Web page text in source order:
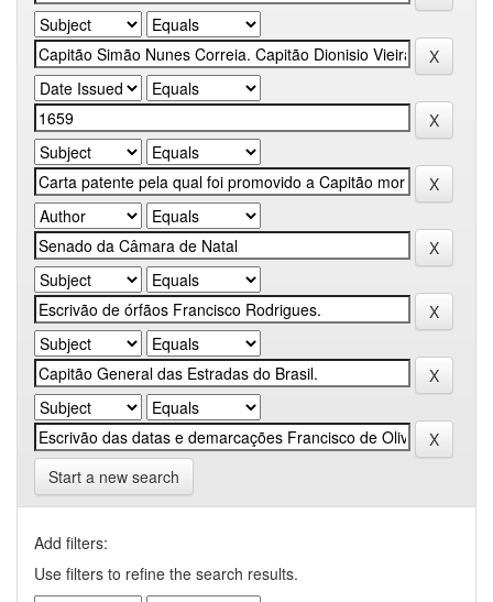
Start a new search
Add filters:
Use filters to refine the search results.